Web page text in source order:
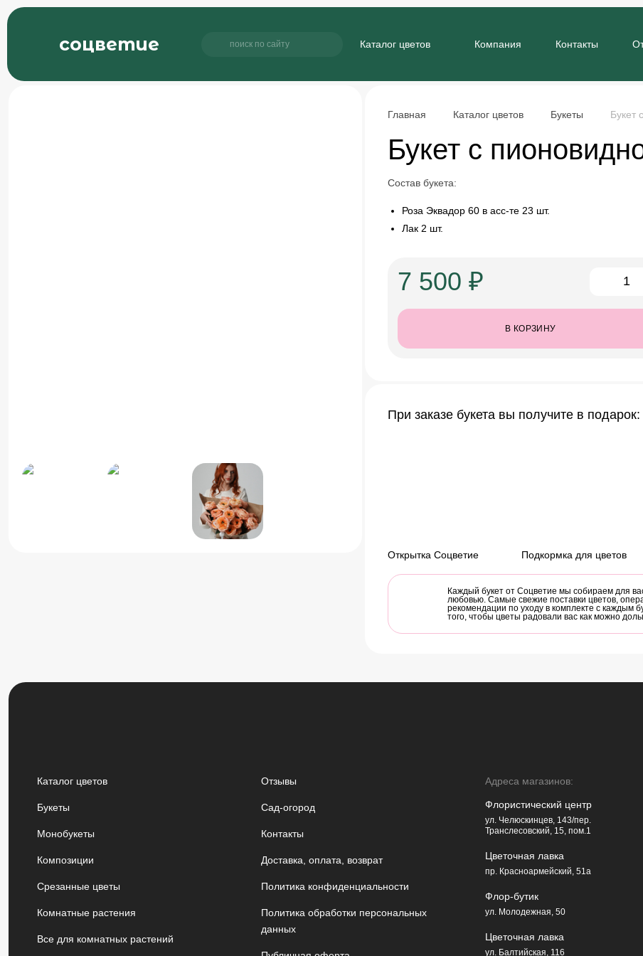
соцветие Каталог цветов Компания Контакты
Главная Каталог цветов Букеты Букет
Букет с
Состав букета:
Роза Эквадор 60 в асс-те 23 шт.
Лак 2 шт.
7 500 ₽
В КОРЗИНУ
При заказе букета вы получите в подарок:
Открытка Соцветие Подкормка для цветов
Каждый букет от Соцветие мы собираем для
любовью. Самые свежие поставки цветов,
рекомендации по уходу в комплекте с каждым
того, чтобы цветы радовали вас как можно
Каталог цветов
Букеты
Монобукеты
Композиции
Срезанные цветы
Комнатные растения
Все для комнатных растений
Отзывы
Сад-огород
Контакты
Доставка, оплата, возврат
Политика конфиденциальности
Политика обработки персональных
данных
Адреса магазинов:
Флористический центр
ул. Челюскинцев, 143/пер.
Транслесовский, 15, пом.1
Цветочная лавка
пр. Красноармейский, 51а
Флор-бутик
ул. Молодежная, 50
Цветочная лавка
ул. Балтийская, 116